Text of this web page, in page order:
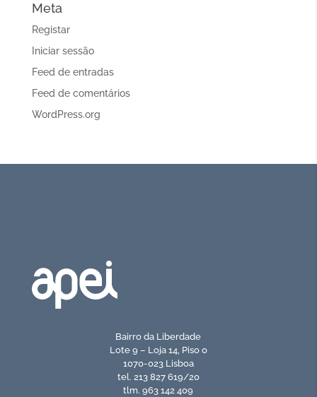
Meta
Registar
Iniciar sessão
Feed de entradas
Feed de comentários
WordPress.org
Bairro da Liberdade
Lote 9 – Loja 14, Piso 0
1070-023 Lisboa
tel. 213 827 619/20
tlm. 963 142 409